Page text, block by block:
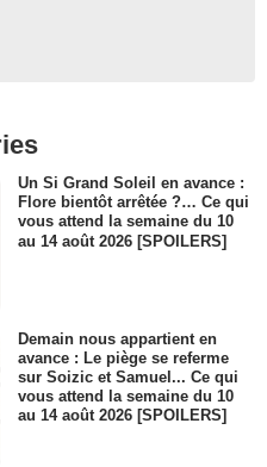
Un Si Grand Soleil en avance :
Flore bientôt arrêtée ?… Ce qui
vous attend la semaine du 10
au 14 août 2026 [SPOILERS]
Demain nous appartient en
avance : Le piège se referme
sur Soizic et Samuel... Ce qui
vous attend la semaine du 10
au 14 août 2026 [SPOILERS]